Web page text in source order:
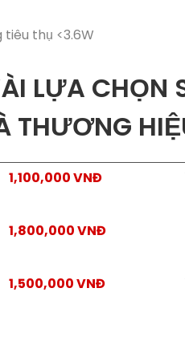
tiêu thụ <3.6W
LỰA CHỌN
THƯƠNG
1,100,000 VNĐ
1,800,000 VNĐ
1,500,000 VNĐ